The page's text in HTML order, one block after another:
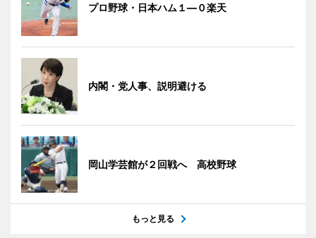
プロ野球・日本ハム１―０楽天
内閣・党人事、説明避ける
岡山学芸館が２回戦へ 高校野球
もっと見る